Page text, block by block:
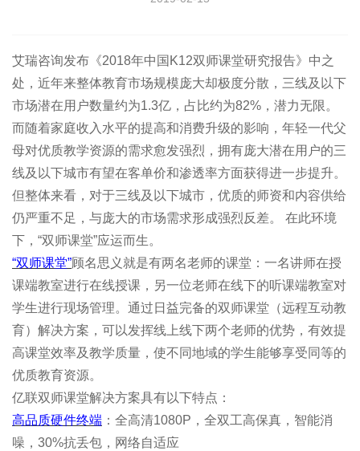
艾瑞咨询发布《2018年中国K12双师课堂研究报告》中之
处，近年来整体教育市场规模庞大却极度分散，三线及以下
市场潜在用户数量约为1.3亿，占比约为82%，潜力无限。
而随着家庭收入水平的提高和消费升级的影响，年轻一代父
母对优质教学资源的需求愈发强烈，拥有庞大潜在用户的三
线及以下城市有望在客单价和渗透率方面获得进一步提升。
但整体来看，对于三线及以下城市，优质的师资和内容供给
仍严重不足，与庞大的市场需求形成强烈反差。 在此环境
下，“双师课堂”应运而生。
“双师课堂”顾名思义就是有两名老师的课堂：一名讲师在授
课端教室进行在线授课，另一位老师在线下的听课端教室对
学生进行现场管理。通过日益完备的双师课堂（远程互动教
育）解决方案，可以发挥线上线下两个老师的优势，有效提
高课堂效率及教学质量，使不同地域的学生能够享受同等的
优质教育资源。
亿联双师课堂解决方案具有以下特点：
高品质硬件终端 ：全高清1080P，全双工高保真，智能消
噪，30%抗丢包，网络自适应